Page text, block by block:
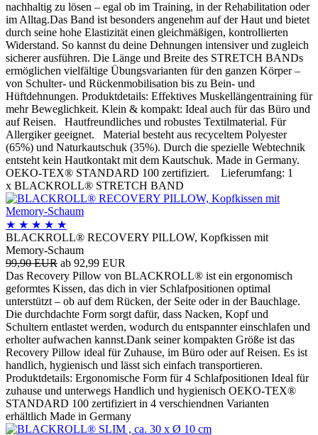
nachhaltig zu lösen – egal ob im Training, in der Rehabilitation oder
im Alltag.Das Band ist besonders angenehm auf der Haut und bietet
durch seine hohe Elastizität einen gleichmäßigen, kontrollierten
Widerstand. So kannst du deine Dehnungen intensiver und zugleich
sicherer ausführen. Die Länge und Breite des STRETCH BANDs
ermöglichen vielfältige Übungsvarianten für den ganzen Körper –
von Schulter- und Rückenmobilisation bis zu Bein- und
Hüftdehnungen. Produktdetails: Effektives Muskellängentraining für
mehr Beweglichkeit. Klein & kompakt: Ideal auch für das Büro und
auf Reisen. Hautfreundliches und robustes Textilmaterial. Für
Allergiker geeignet. Material besteht aus recyceltem Polyester
(65%) und Naturkautschuk (35%). Durch die spezielle Webtechnik
entsteht kein Hautkontakt mit dem Kautschuk. Made in Germany.
OEKO-TEX® STANDARD 100 zertifiziert. Lieferumfang: 1
x BLACKROLL® STRETCH BAND
★ ★ ★ ★ ★
BLACKROLL® RECOVERY PILLOW, Kopfkissen mit
Memory-Schaum
99,90 EUR ab 92,99 EUR
Das Recovery Pillow von BLACKROLL® ist ein ergonomisch
geformtes Kissen, das dich in vier Schlafpositionen optimal
unterstützt – ob auf dem Rücken, der Seite oder in der Bauchlage.
Die durchdachte Form sorgt dafür, dass Nacken, Kopf und
Schultern entlastet werden, wodurch du entspannter einschlafen und
erholter aufwachen kannst.Dank seiner kompakten Größe ist das
Recovery Pillow ideal für Zuhause, im Büro oder auf Reisen. Es ist
handlich, hygienisch und lässt sich einfach transportieren.
Produktdetails: Ergonomische Form für 4 Schlafpositionen Ideal für
zuhause und unterwegs Handlich und hygienisch OEKO-TEX®
STANDARD 100 zertifiziert in 4 verschiendnen Varianten
erhältlich Made in Germany